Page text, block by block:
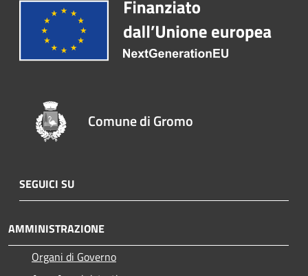
Comune di Gromo
SEGUICI SU
AMMINISTRAZIONE
Organi di Governo